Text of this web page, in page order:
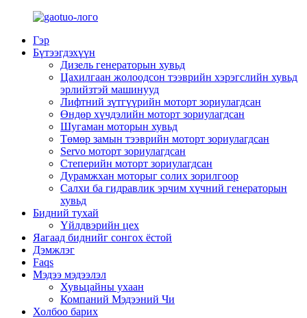
Гэр
Бүтээгдэхүүн
Дизель генераторын хувьд
Цахилгаан жолоодсон тээврийн хэрэгслийн хувьд
эрлийзтэй машинууд
Лифтний зүтгүүрийн моторт зориулагдсан
Өндөр хүчдэлийн моторт зориулагдсан
Шугаман моторын хувьд
Төмөр замын тээврийн моторт зориулагдсан
Servo моторт зориулагдсан
Степерийн моторт зориулагдсан
Дурамжхан моторыг солих зорилгоор
Салхи ба гидравлик эрчим хүчний генераторын
хувьд
Бидний тухай
Үйлдвэрийн цех
Яагаад биднийг сонгох ёстой
Дэмжлэг
Faqs
Мэдээ мэдээлэл
Хувьцайны ухаан
Компаний Мэдээний Чи
Холбоо барих